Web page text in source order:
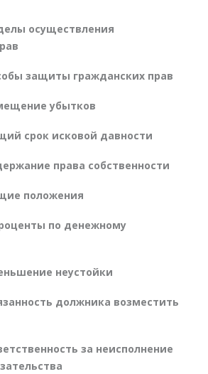
осуществления
защиты гражданских прав
убытков
срок исковой давности
права собственности
положения
по денежному
неустойки
должника возместить
за неисполнение